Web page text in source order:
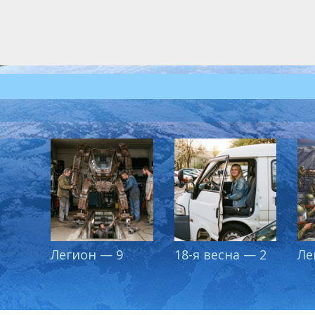
Легион — 9 18-я весна — 2